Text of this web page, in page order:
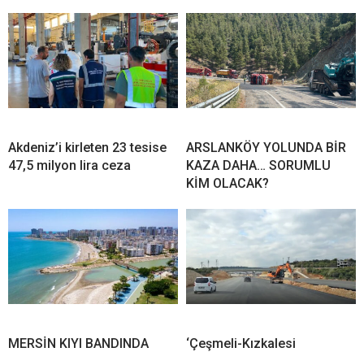
Akdeniz’i kirleten 23 tesise
47,5 milyon lira ceza
ARSLANKÖY YOLUNDA BİR
KAZA DAHA… SORUMLU
KİM OLACAK?
MERSİN KIYI BANDINDA
‘Çeşmeli-Kızkalesi